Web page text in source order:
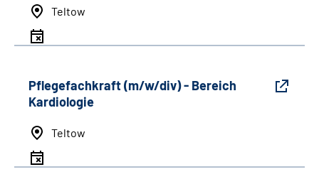
Teltow
Pflegefachkraft (m/w/div) - Bereich
Kardiologie
Teltow